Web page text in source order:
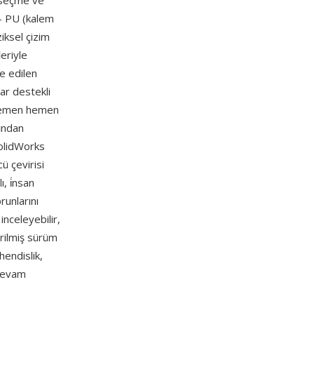
(kalem
çizim
edilen
destekli
hemen
çevirisi
i̇nsan
sürüm